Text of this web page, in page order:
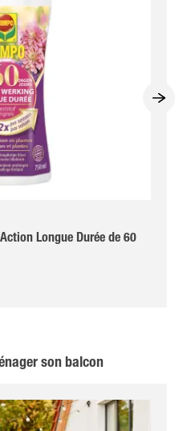
Longue Durée de 60
son balcon